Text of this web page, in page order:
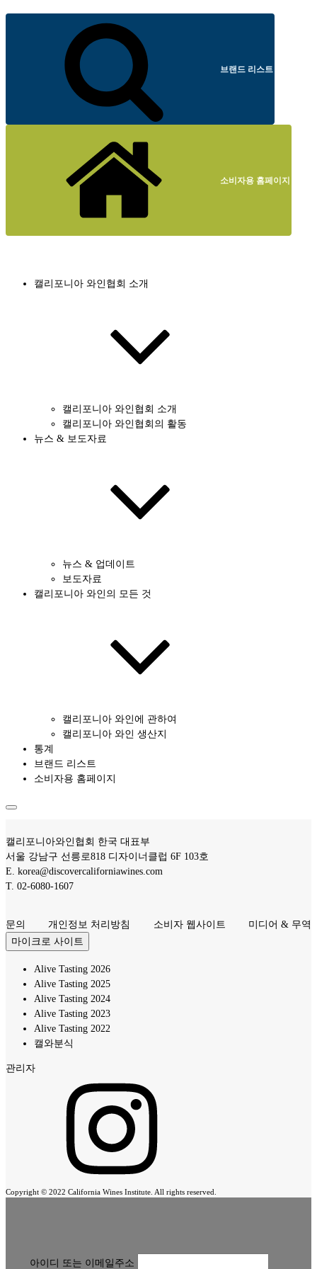
브랜드 리스트
소비자용 홈페이지
캘리포니아 와인협회 소개
캘리포니아 와인협회 소개
캘리포니아 와인협회의 활동
뉴스 & 보도자료
뉴스 & 업데이트
보도자료
캘리포니아 와인의 모든 것
캘리포니아 와인에 관하여
캘리포니아 와인 생산지
통계
브랜드 리스트
소비자용 홈페이지
캘리포니아와인협회 한국 대표부
서울 강남구 선릉로818 디자이너클럽 6F 103호
E. korea@discovercaliforniawines.com
T. 02-6080-1607
문의 개인정보 처리방침 소비자 웹사이트
미디어 & 무역
마이크로 사이트
Alive Tasting 2026
Alive Tasting 2025
Alive Tasting 2024
Alive Tasting 2023
Alive Tasting 2022
캘와분식
관리자
Copyright © 2022 California Wines Institute. All rights reserved.
아이디 또는 이메일주소